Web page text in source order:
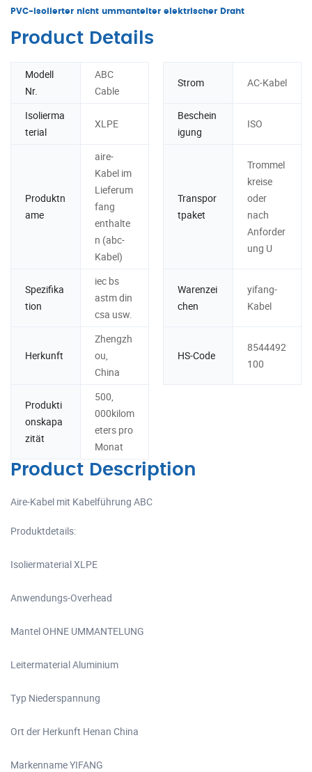
PVC-isolierter nicht ummantelter elektrischer Draht
Product Details
Modell
Nr.
ABC
Cable
Strom AC-Kabel
Isolierma
terial
XLPE
Beschein
igung
ISO
Produktn
ame
aire-
Kabel im
Lieferum
fang
enthalte
n (abc-
Kabel)
Transpor
tpaket
Trommel
kreise
oder
nach
Anforder
ung U
Spezifika
tion
iec bs
astm din
csa usw.
Warenzei
chen
yifang-
Kabel
Herkunft
Zhengzh
ou,
China
HS-Code
8544492
100
Produkti
onskapa
zität
500,
000kilom
eters pro
Monat
Product Description
Aire-Kabel mit Kabelführung ABC
Produktdetails:
Isoliermaterial XLPE
Anwendungs-Overhead
Mantel OHNE UMMANTELUNG
Leitermaterial Aluminium
Typ Niederspannung
Ort der Herkunft Henan China
Markenname YIFANG